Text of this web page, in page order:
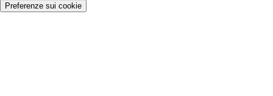
Preferenze sui cookie